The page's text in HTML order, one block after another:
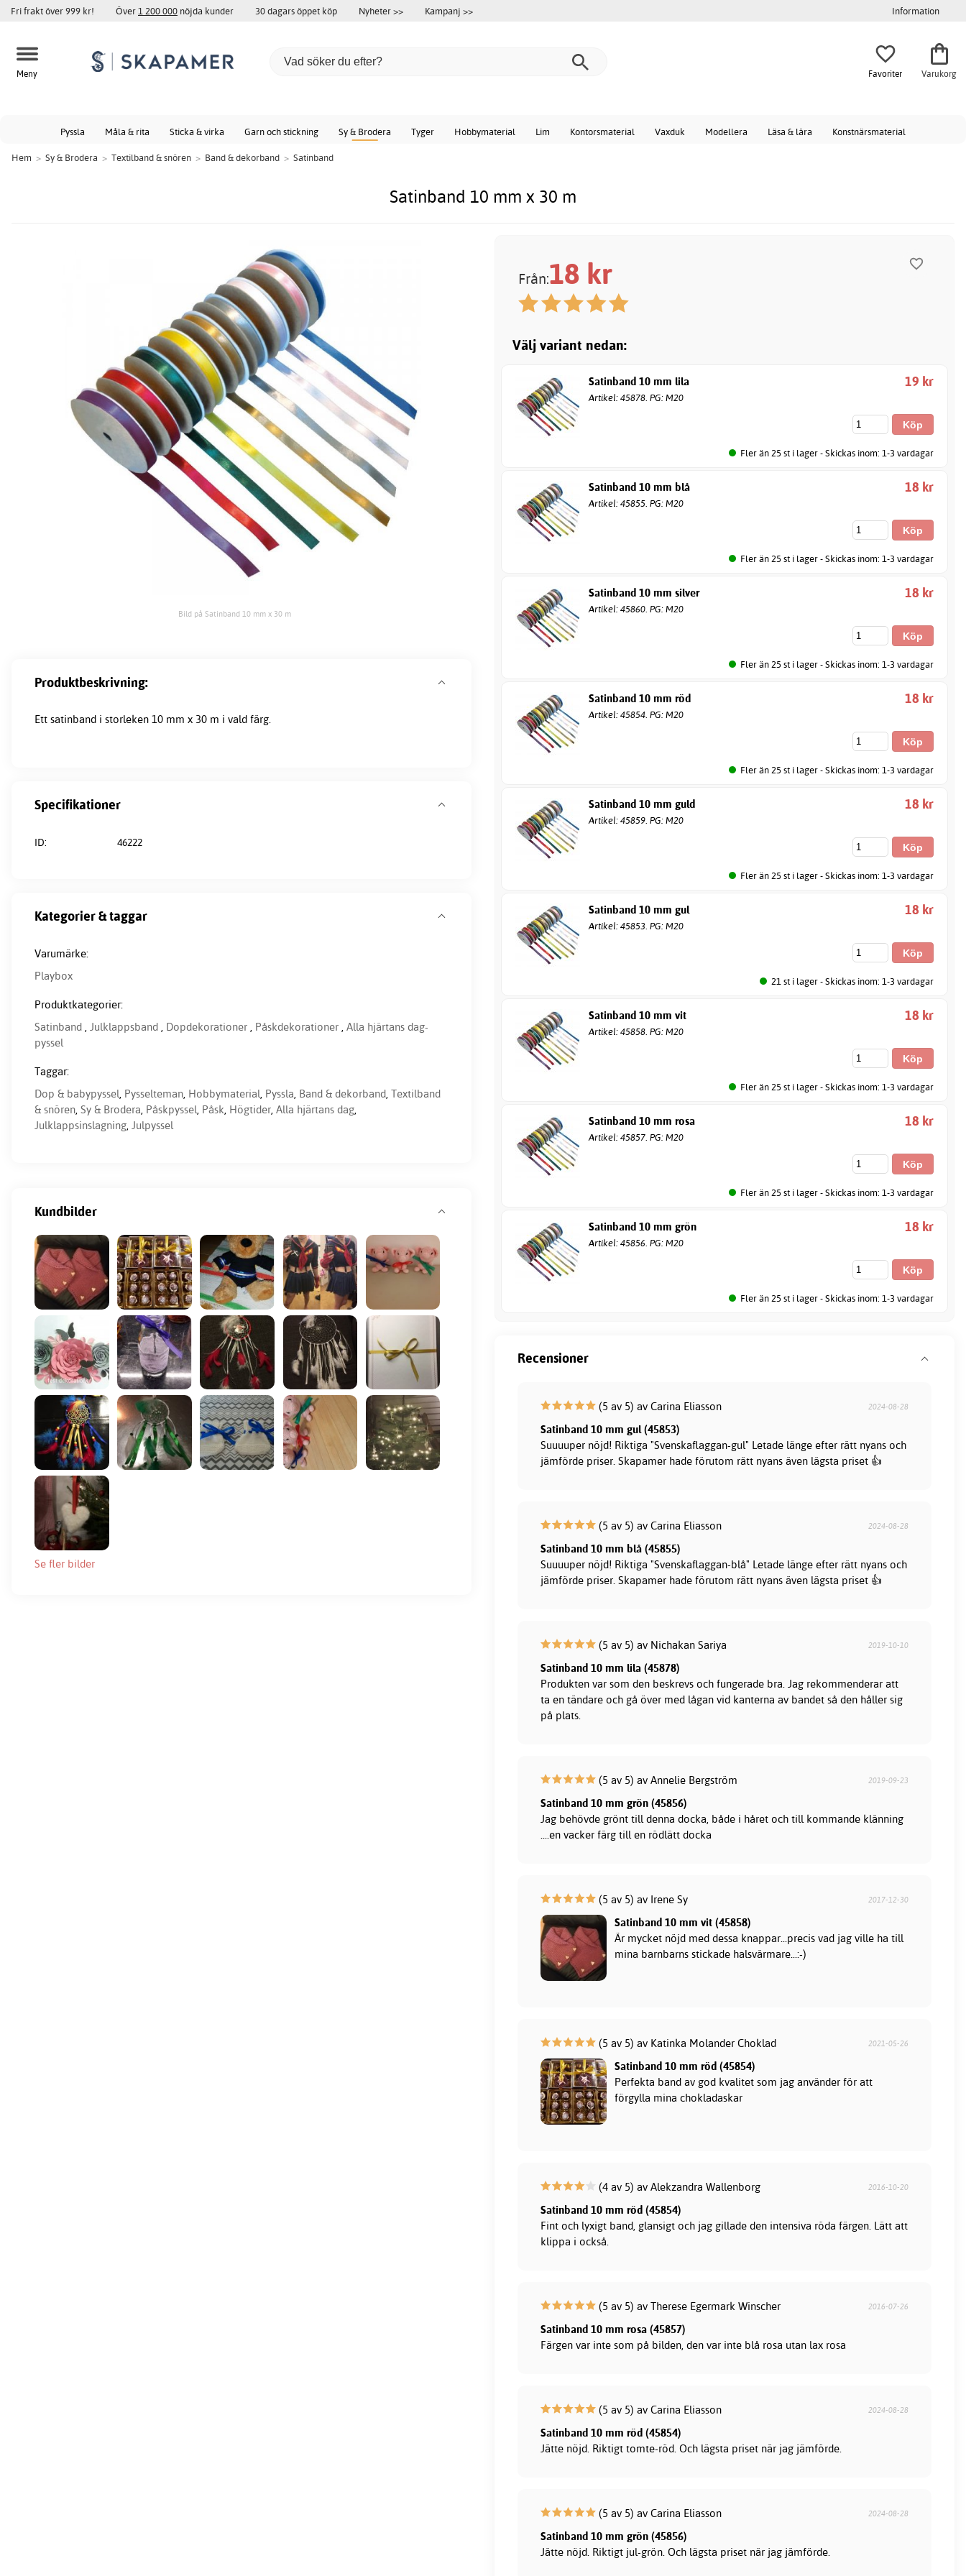
Fri frakt över 999 kr! Över1 200 000 nöjda kunder 30 dagars öppet köp Nyheter >> Kampanj >> Information
Meny Favoriter Varukorg
Pyssla Måla & rita Sticka & virka Garn och stickning Sy & Brodera Tyger Hobbymaterial Lim Kontorsmaterial Vaxduk Modellera Läsa & lära Konstnärsmaterial
Hem > Sy & Brodera > Textilband & snören > Band & dekorband > Satinband
Satinband 10 mm x 30 m
Bild på Satinband 10 mm x 30 m
Från:18 kr
Välj variant nedan:
Satinband 10 mm lila
Artikel: 45878. PG: M20
19 kr
Fler än 25 st i lager - Skickas inom: 1-3 vardagar
Satinband 10 mm blå
Artikel: 45855. PG: M20
18 kr
Fler än 25 st i lager - Skickas inom: 1-3 vardagar
Satinband 10 mm silver
Artikel: 45860. PG: M20
18 kr
Fler än 25 st i lager - Skickas inom: 1-3 vardagar
Satinband 10 mm röd
Artikel: 45854. PG: M20
18 kr
Fler än 25 st i lager - Skickas inom: 1-3 vardagar
Satinband 10 mm guld
Artikel: 45859. PG: M20
18 kr
Fler än 25 st i lager - Skickas inom: 1-3 vardagar
Satinband 10 mm gul
Artikel: 45853. PG: M20
18 kr
21 st i lager - Skickas inom: 1-3 vardagar
Satinband 10 mm vit
Artikel: 45858. PG: M20
18 kr
Fler än 25 st i lager - Skickas inom: 1-3 vardagar
Satinband 10 mm rosa
Artikel: 45857. PG: M20
18 kr
Fler än 25 st i lager - Skickas inom: 1-3 vardagar
Satinband 10 mm grön
Artikel: 45856. PG: M20
18 kr
Fler än 25 st i lager - Skickas inom: 1-3 vardagar
Produktbeskrivning:
Ett satinband i storleken 10 mm x 30 m i vald färg.
Specifikationer
ID: 46222
Kategorier & taggar
Varumärke:
Playbox
Produktkategorier:
Satinband , Julklappsband , Dopdekorationer , Påskdekorationer , Alla hjärtans dag-
pyssel
Taggar:
Dop & babypyssel, Pysselteman, Hobbymaterial, Pyssla, Band & dekorband, Textilband
& snören, Sy & Brodera, Påskpyssel, Påsk, Högtider, Alla hjärtans dag,
Julklappsinslagning, Julpyssel
Kundbilder
Se fler bilder
Recensioner
(5 av 5) av Carina Eliasson 2024-08-28
Satinband 10 mm gul (45853)
Suuuuper nöjd! Riktiga "Svenskaflaggan-gul" Letade länge efter rätt nyans och
jämförde priser. Skapamer hade förutom rätt nyans även lägsta priset 👍
(5 av 5) av Carina Eliasson 2024-08-28
Satinband 10 mm blå (45855)
Suuuuper nöjd! Riktiga "Svenskaflaggan-blå" Letade länge efter rätt nyans och
jämförde priser. Skapamer hade förutom rätt nyans även lägsta priset 👍
(5 av 5) av Nichakan Sariya 2019-10-10
Satinband 10 mm lila (45878)
Produkten var som den beskrevs och fungerade bra. Jag rekommenderar att
ta en tändare och gå över med lågan vid kanterna av bandet så den håller sig
på plats.
(5 av 5) av Annelie Bergström 2019-09-23
Satinband 10 mm grön (45856)
Jag behövde grönt till denna docka, både i håret och till kommande klänning
....en vacker färg till en rödlätt docka
(5 av 5) av Irene Sy 2017-12-30
Satinband 10 mm vit (45858)
Är mycket nöjd med dessa knappar...precis vad jag ville ha till
mina barnbarns stickade halsvärmare...:-)
(5 av 5) av Katinka Molander Choklad 2021-05-26
Satinband 10 mm röd (45854)
Perfekta band av god kvalitet som jag använder för att
förgylla mina chokladaskar
(4 av 5) av Alekzandra Wallenborg 2016-10-20
Satinband 10 mm röd (45854)
Fint och lyxigt band, glansigt och jag gillade den intensiva röda färgen. Lätt att
klippa i också.
(5 av 5) av Therese Egermark Winscher 2016-07-26
Satinband 10 mm rosa (45857)
Färgen var inte som på bilden, den var inte blå rosa utan lax rosa
(5 av 5) av Carina Eliasson 2024-08-28
Satinband 10 mm röd (45854)
Jätte nöjd. Riktigt tomte-röd. Och lägsta priset när jag jämförde.
(5 av 5) av Carina Eliasson 2024-08-28
Satinband 10 mm grön (45856)
Jätte nöjd. Riktigt jul-grön. Och lägsta priset när jag jämförde.